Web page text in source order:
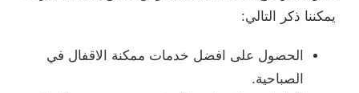
يمكننا ذكر التالي:
الحصول على افضل خدمات ممكنة الاقفال في
الصباحية.